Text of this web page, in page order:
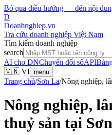
Bỏ qua điều hướng — đến nội
D
Doanhnghiep.vn
Tra cứu doanh nghiệp Việt Nam
Tìm kiếm doanh nghiệp
search
AI cho DNChuyển đổi sốAPI
🇻🇳 VI menu
Trang chủ/Sơn La/Nông nghiệp,
Nông nghiệp,
thuỷ sản tại